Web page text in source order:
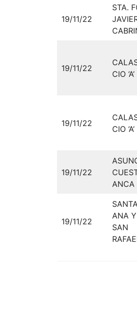
19/11/22
STA.
19/11/22
CIO ‘A’
19/11/22
CIO ‘A’
19/11/22
ANCA
19/11/22
SANTA
ANA Y
SAN